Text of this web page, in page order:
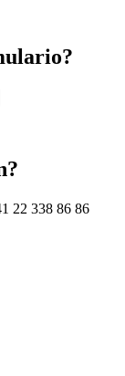
22 338 86 86